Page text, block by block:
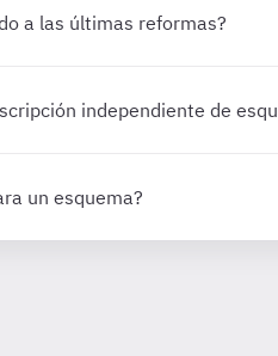
a las últimas reformas?
independiente de
un esquema?